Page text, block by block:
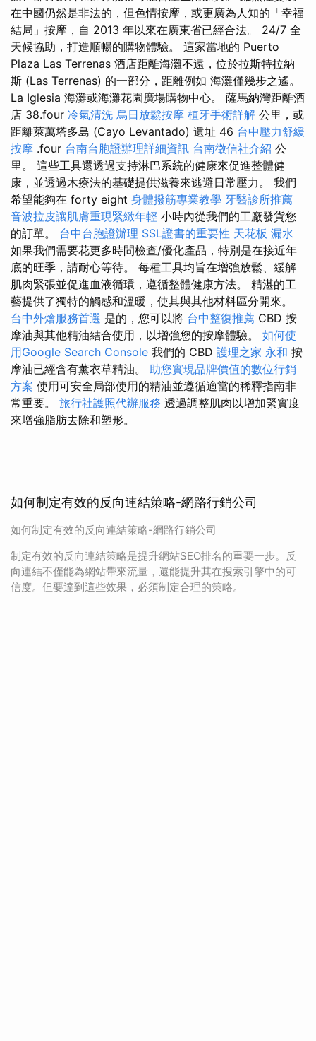
在中國仍然是非法的，但色情按摩，或更廣為人知的「幸福
結局」按摩，自 2013 年以來在廣東省已經合法。 24/7 全
天候協助，打造順暢的購物體驗。 這家當地的 Puerto
Plaza Las Terrenas 酒店距離海灘不遠，位於拉斯特拉納
斯 (Las Terrenas) 的一部分，距離例如 海灘僅幾步之遙。
La Iglesia 海灘或海灘花園廣場購物中心。 薩馬納灣距離酒
店 38.four 冷氣清洗 烏日放鬆按摩 植牙手術詳解 公里，或
距離萊萬塔多島 (Cayo Levantado) 遺址 46 台中壓力舒緩
按摩 .four 台南台胞證辦理詳細資訊 台南徵信社介紹 公
里。 這些工具還透過支持淋巴系統的健康來促進整體健
康，並透過木療法的基礎提供滋養來逃避日常壓力。 我們
希望能夠在 forty eight 身體撥筋專業教學 牙醫診所推薦
音波拉皮讓肌膚重現緊緻年輕 小時內從我們的工廠發貨您
的訂單。 台中台胞證辦理 SSL證書的重要性 天花板 漏水
如果我們需要花更多時間檢查/優化產品，特別是在接近年
底的旺季，請耐心等待。 每種工具均旨在增強放鬆、緩解
肌肉緊張並促進血液循環，遵循整體健康方法。 精湛的工
藝提供了獨特的觸感和溫暖，使其與其他材料區分開來。
台中外燴服務首選 是的，您可以將 台中整復推薦 CBD 按
摩油與其他精油結合使用，以增強您的按摩體驗。 如何使
用Google Search Console 我們的 CBD 護理之家 永和 按
摩油已經含有薰衣草精油。 助您實現品牌價值的數位行銷
方案 使用可安全局部使用的精油並遵循適當的稀釋指南非
常重要。 旅行社護照代辦服務 透過調整肌肉以增加緊實度
來增強脂肪去除和塑形。
如何制定有效的反向連結策略-網路行銷公司
如何制定有效的反向連結策略-網路行銷公司
制定有效的反向連結策略是提升網站SEO排名的重要一步。反
向連結不僅能為網站帶來流量，還能提升其在搜索引擎中的可
信度。但要達到這些效果，必須制定合理的策略。